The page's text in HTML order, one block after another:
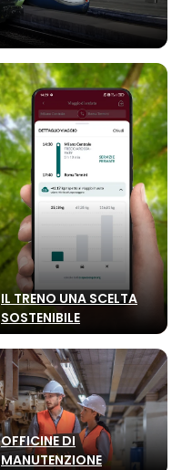
IL TRENO UNA SCELTA
SOSTENIBILE
OFFICINE DI
MANUTENZIONE